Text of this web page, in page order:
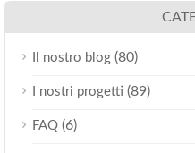
Il nostro blog (80)
I nostri progetti (89)
FAQ (6)